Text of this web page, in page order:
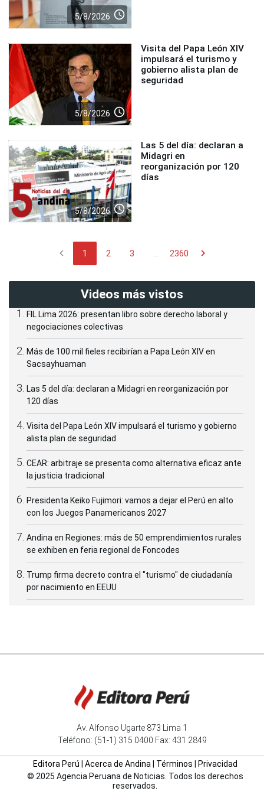
5/8/2026 access_time
5/8/2026 access_time
Visita del Papa León XIV
impulsará el turismo y
gobierno alista plan de
seguridad
5/8/2026 access_time
Las 5 del día: declaran a
Midagri en
reorganización por 120
días
chevron_left 1 2 3 ... 2360 chevron_right
Videos más vistos
FIL Lima 2026: presentan libro sobre derecho laboral y
negociaciones colectivas
Más de 100 mil fieles recibirían a Papa León XIV en
Sacsayhuaman
Las 5 del día: declaran a Midagri en reorganización por
120 días
Visita del Papa León XIV impulsará el turismo y gobierno
alista plan de seguridad
CEAR: arbitraje se presenta como alternativa eficaz ante
la justicia tradicional
Presidenta Keiko Fujimori: vamos a dejar el Perú en alto
con los Juegos Panamericanos 2027
Andina en Regiones: más de 50 emprendimientos rurales
se exhiben en feria regional de Foncodes
Trump firma decreto contra el "turismo" de ciudadanía
por nacimiento en EEUU
Av. Alfonso Ugarte 873 Lima 1
Teléfono: (51-1) 315 0400 Fax: 431 2849
Editora Perú Acerca de Andina| Términos
Privacidad
© 2025 Agencia Peruana de Noticias. Todos los derechos
reservados.